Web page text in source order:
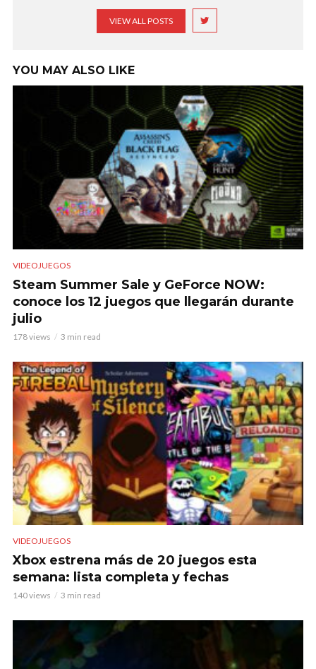
VIEW ALL POSTS
YOU MAY ALSO LIKE
VIDEOJUEGOS
Steam Summer Sale y GeForce NOW:
conoce los 12 juegos que llegarán durante
julio
178 views 3 min read
VIDEOJUEGOS
Xbox estrena más de 20 juegos esta
semana: lista completa y fechas
140 views 3 min read